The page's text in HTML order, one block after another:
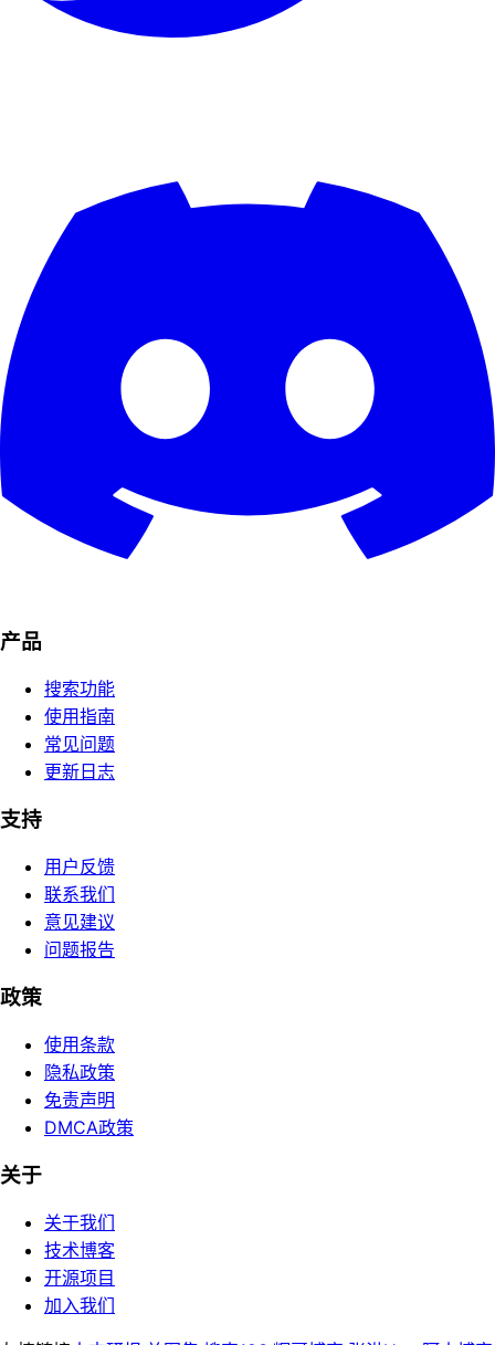
产品
搜索功能
使用指南
常见问题
更新日志
支持
用户反馈
联系我们
意见建议
问题报告
政策
使用条款
隐私政策
免责声明
DMCA政策
关于
关于我们
技术博客
开源项目
加入我们